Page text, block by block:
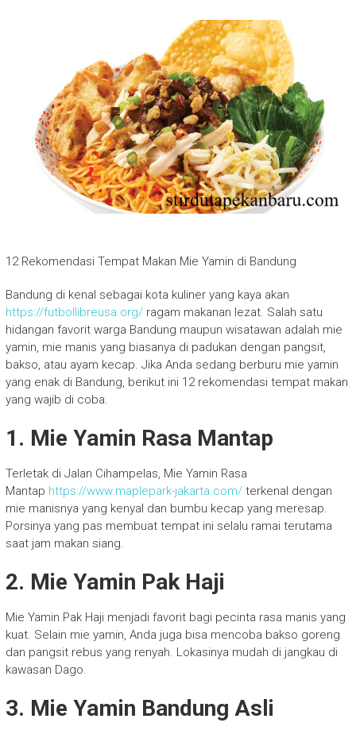
12 Rekomendasi Tempat Makan Mie Yamin di Bandung
Bandung di kenal sebagai kota kuliner yang kaya akan
https://futbollibreusa.org/ragam makanan lezat. Salah satu
hidangan favorit warga Bandung maupun wisatawan adalah mie
yamin, mie manis yang biasanya di padukan dengan pangsit,
bakso, atau ayam kecap. Jika Anda sedang berburu mie yamin
yang enak di Bandung, berikut ini 12 rekomendasi tempat makan
yang wajib di coba.
1. Mie Yamin Rasa Mantap
Terletak di Jalan Cihampelas, Mie Yamin Rasa
Mantap https://www.maplepark-jakarta.com/terkenal dengan
mie manisnya yang kenyal dan bumbu kecap yang meresap.
Porsinya yang pas membuat tempat ini selalu ramai terutama
saat jam makan siang.
2. Mie Yamin Pak Haji
Mie Yamin Pak Haji menjadi favorit bagi pecinta rasa manis yang
kuat. Selain mie yamin, Anda juga bisa mencoba bakso goreng
dan pangsit rebus yang renyah. Lokasinya mudah di jangkau di
kawasan Dago.
3. Mie Yamin Bandung Asli